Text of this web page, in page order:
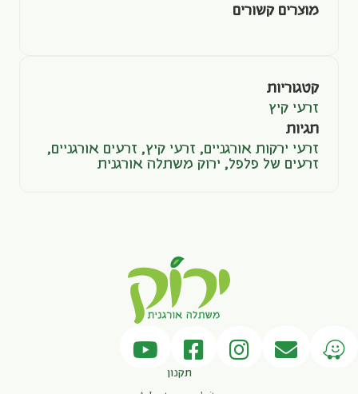
מוצרים קשורים
קטגוריות
זרעי קיץ
תגיות
זרעי ירקות אורגניים, זרעי קיץ, זרעים אורגניים,
זרעים של פלפל, ירוק משתלה אורגנית
תקנון